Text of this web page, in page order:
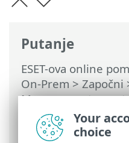
Putanje
ESET-ova online
On-Prem > Započni
Management
Stvaranje
skriptu
Your
choice